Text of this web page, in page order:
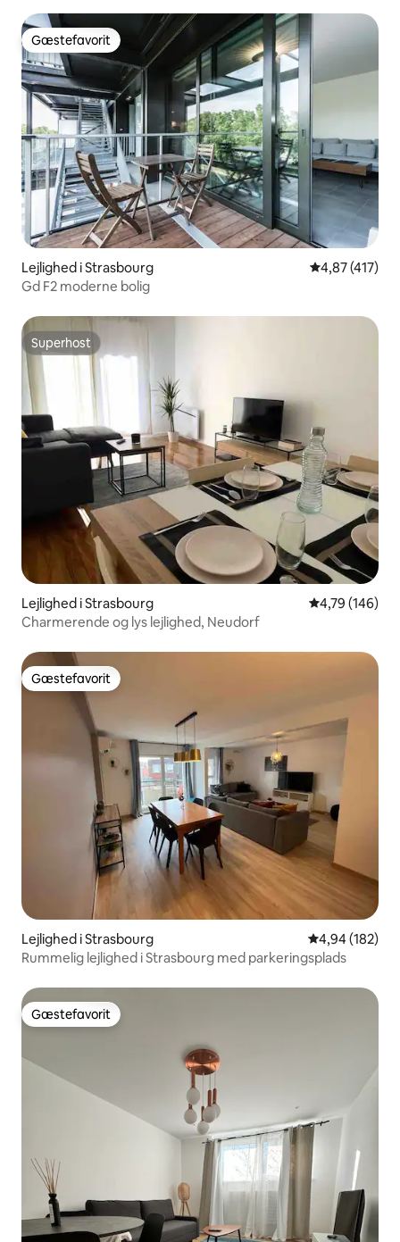
Gæstefavorit
Gæstefavorit
Lejlighed i Strasbourg 4,87 ud af 5 i
4,87 (417)
Gd F2 moderne bolig
Superhost
Superhost
Lejlighed i Strasbourg 4,79 ud af 5 i
4,79 (146)
Charmerende og lys lejlighed, Neudorf
Gæstefavorit
Gæstefavorit
Lejlighed i Strasbourg 4,94 ud af 5 i
4,94 (182)
Rummelig lejlighed i Strasbourg med parkeringsplads
Gæstefavorit
Gæstefavorit